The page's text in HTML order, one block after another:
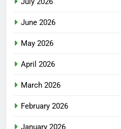
June 2026
May 2026
April 2026
March 2026
February 2026
January 2026